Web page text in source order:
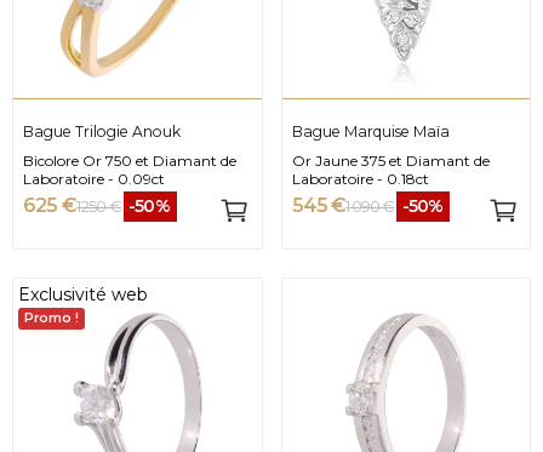
Bague Trilogie Anouk
Bicolore Or 750 et Diamant de
Laboratoire - 0.09ct
625 €1 250 € -50%
Bague Marquise Maïa
Or Jaune 375 et Diamant de
Laboratoire - 0.18ct
545 €1 090 € -50%
Exclusivité web
Promo !